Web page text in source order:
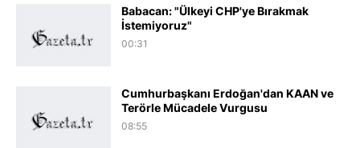
Babacan: "Ülkeyi CHP'ye Bırakmak
İstemiyoruz"
00:31
Cumhurbaşkanı Erdoğan'dan KAAN ve
Terörle Mücadele Vurgusu
08:55